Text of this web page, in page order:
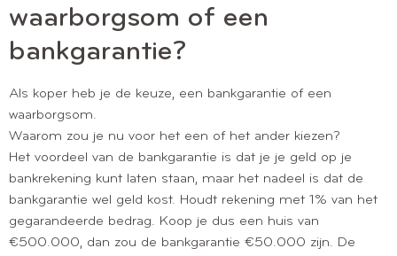
waarborgsom of een
bankgarantie?
Als koper heb je de keuze, een bankgarantie of een
waarborgsom.
Waarom zou je nu voor het een of het ander kiezen?
Het voordeel van de bankgarantie is dat je je geld op je
bankrekening kunt laten staan, maar het nadeel is dat de
bankgarantie wel geld kost. Houdt rekening met 1% van het
gegarandeerde bedrag. Koop je dus een huis van
€500.000, dan zou de bankgarantie €50.000 zijn. De